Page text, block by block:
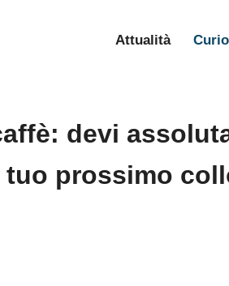
Attualità
devi
prossimo